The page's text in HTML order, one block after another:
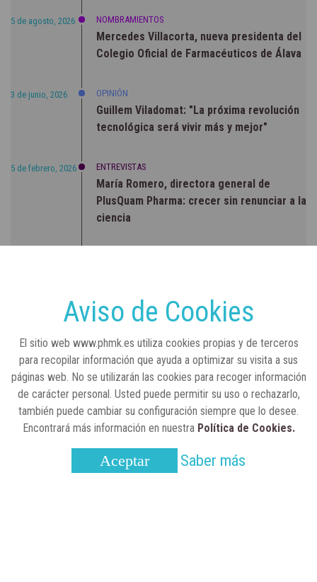
5 de agosto, 2026 NOMBRAMIENTOS
Mercedes Villacorta, nueva presidenta del
Colegio Oficial de Farmacéuticos de Álava
3 de junio, 2026 OPINIÓN
Guillem Viladomat: "La próxima revolución
tecnológica será vivir más y mejor"
5 de febrero, 2026 ENTREVISTAS
María Romero, directora general de
PlusQuam Pharma: crecer sin renunciar a la
ciencia
Lilly impulsa "Razones de Peso" para
visibilizar la obesidad
25 de marzo, 2023 ENTRE BASTIDORES
Real Academia Nacional de Farmacia: un
la sociedad actual
Aviso de Cookies
El sitio web www.phmk.es utiliza cookies propias y de terceros
para recopilar información que ayuda a optimizar su visita a sus
páginas web. No se utilizarán las cookies para recoger información
de carácter personal. Usted puede permitir su uso o rechazarlo,
también puede cambiar su configuración siempre que lo desee.
Encontrará más información en nuestra Política de Cookies.
Aceptar Saber más